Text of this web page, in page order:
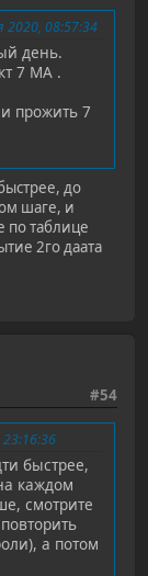
08:57:34
день.
7 МА .
прожить 7
до
шаге, и
по таблице
2го даата
#54
быстрее,
каждом
смотрите
а потом